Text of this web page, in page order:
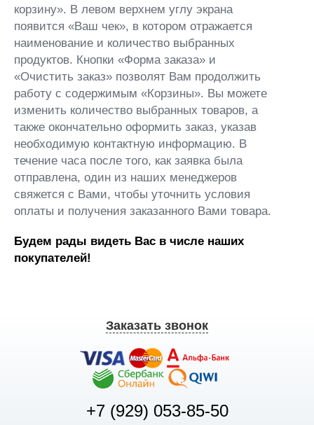
корзину». В левом верхнем углу экрана
появится «Ваш чек», в котором отражается
наименование и количество выбранных
продуктов. Кнопки «Форма заказа» и
«Очистить заказ» позволят Вам продолжить
работу с содержимым «Корзины». Вы можете
изменить количество выбранных товаров, а
также окончательно оформить заказ, указав
необходимую контактную информацию. В
течение часа после того, как заявка была
отправлена, один из наших менеджеров
свяжется с Вами, чтобы уточнить условия
оплаты и получения заказанного Вами товара.
Будем рады видеть Вас в числе наших
покупателей!
Заказать звонок
+7 (929) 053-85-50